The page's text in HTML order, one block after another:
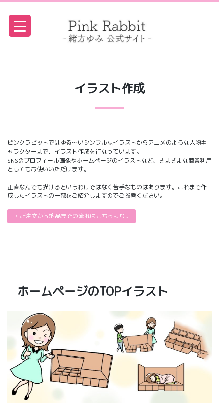
content
イラスト作成
ピンクラビットではゆる〜いシンプルなイラストからアニメのような人物キ
ャラクターまで、イラスト作成を行なっています。
SNSのプロフィール画像やホームページのイラストなど、さまざまな商業利用
としてもお使いいただけます。
正直なんでも描けるというわけではなく苦手なものはあります。これまで作
成したイラストの一部をご紹介しますのでご参考ください。
→ ご注文から納品までの流れはこちらより。
ホームページのTOPイラスト